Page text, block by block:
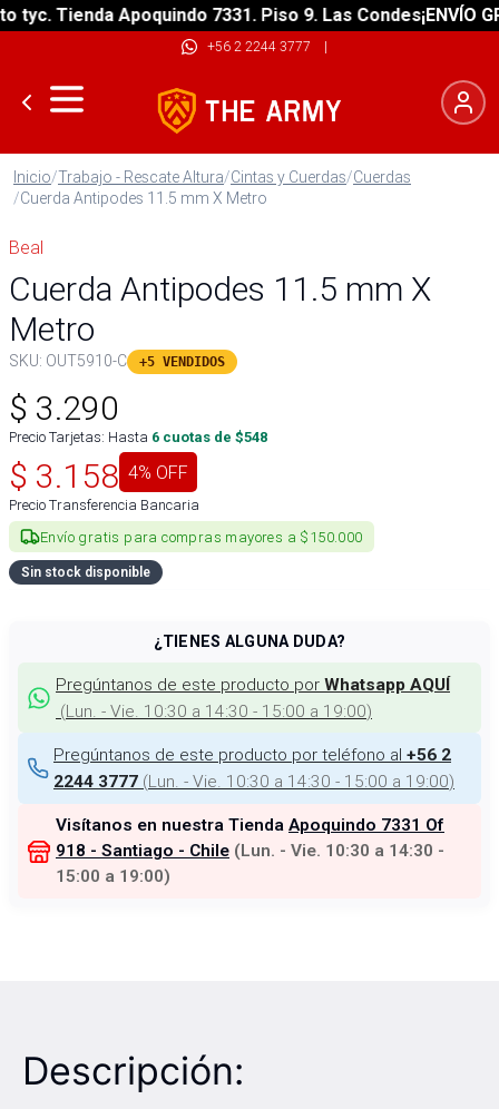
Tienda Apoquindo 7331. Piso 9. Las Condes¡ENVÍO
+56 2 2244 3777 |
Inicio/Trabajo - Rescate Altura/Cintas y Cuerdas/Cuerdas
/Cuerda Antipodes 11.5 mm X Metro
Beal
Cuerda Antipodes 11.5 mm X
Metro
SKU: OUT5910-C +5 VENDIDOS
$ 3.290
Precio Tarjetas: Hasta 6 cuotas de $548
$ 3.158 4% OFF
Precio Transferencia Bancaria
Envío gratis para compras mayores a $150.000
Sin stock disponible
¿TIENES ALGUNA DUDA?
Pregúntanos de este producto por Whatsapp AQUÍ
(Lun. - Vie. 10:30 a 14:30 - 15:00 a 19:00)
Pregúntanos de este producto por teléfono al +56 2
2244 3777 (Lun. - Vie. 10:30 a 14:30 - 15:00 a 19:00)
Visítanos en nuestra Tienda Apoquindo 7331 Of
918 - Santiago - Chile (Lun. - Vie. 10:30 a 14:30 -
15:00 a 19:00)
Descripción: